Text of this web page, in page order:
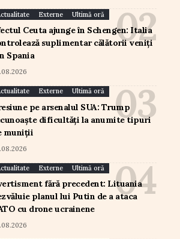
Externe Ultimă oră
Ceuta ajunge în Schengen: Italia
suplimentar călătorii veniți
Spania
Externe Ultimă oră
pe arsenalul SUA: Trump
dificultăți la anumite tipuri
muniții
Externe Ultimă oră
fără precedent: Lituania
planul lui Putin de a ataca
cu drone ucrainene